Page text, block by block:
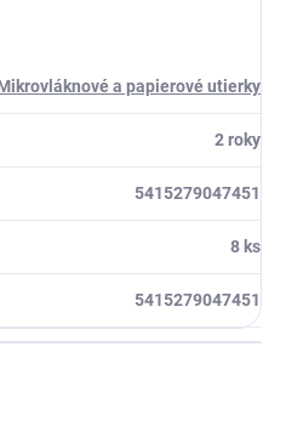
a papierové utierky
2 roky
5415279047451
8 ks
5415279047451